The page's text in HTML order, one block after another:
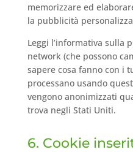
memorizzare ed
la pubblicità
Leggi l’informativa sulla
network (che possono
sapere cosa fanno con i
processano usando
vengono anonimizzati
trova negli Stati Uniti.
6. Cookie